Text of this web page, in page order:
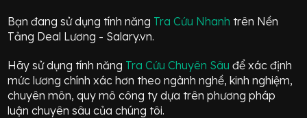
Bạn đang sử dụng tính năng Tra Cứu Nhanh trên Nền
Tảng Deal Lương - Salary.vn.
Hãy sử dụng tính năng Tra Cứu Chuyên Sâuđể xác định
mức lương chính xác hơn theo ngành nghề, kinh nghiệm,
chuyên môn, quy mô công ty dựa trên phương pháp
luận chuyên sâu của chúng tôi.